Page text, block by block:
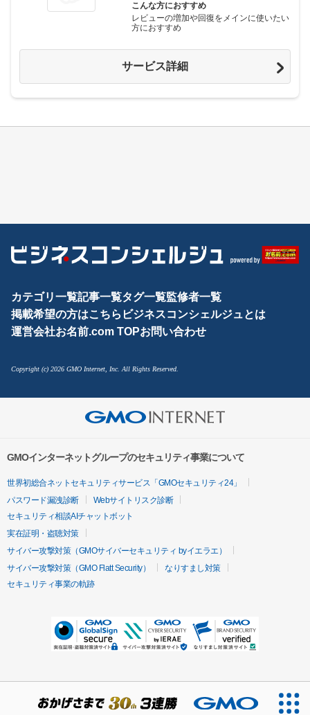
こんな方におすすめ
レビューの増加や回復をメインに使いたい
方におすすめ
サービス詳細
カテゴリ一覧記事一覧タグ一覧監修者一覧
掲載希望の方はこちら ビジネスコンシェルジュとは
運営会社お名前.com TOPお問い合わせ
Copyright (c) 2026 GMO Internet, Inc. All Rights Reserved.
GMOインターネットグループのセキュリティ事業について
世界初総合ネットセキュリティサービス「GMOセキュリティ24」
パスワード漏洩診断
Webサイトリスク診断
セキュリティ相談AIチャットボット
実在証明・盗聴対策
サイバー攻撃対策（GMOサイバーセキュリティ byイエラエ）
サイバー攻撃対策（GMO Flatt Security）
なりすまし対策
セキュリティ事業の軌跡